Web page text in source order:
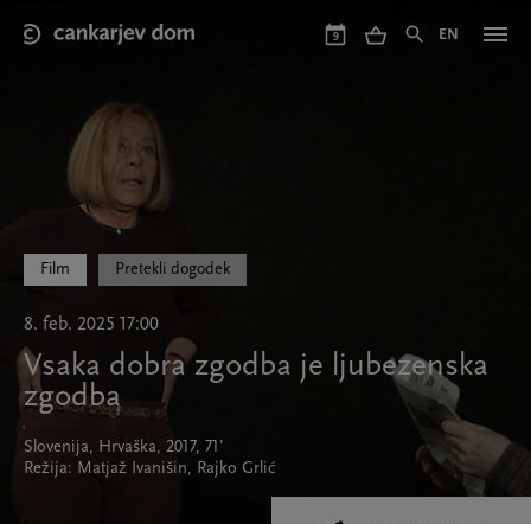
main
9 EN
Film Pretekli dogodek
8. feb. 2025 17:00
Vsaka dobra zgodba je ljubezenska
zgodba
Slovenija, Hrvaška, 2017, 71'
Režija: Matjaž Ivanišin, Rajko Grlić